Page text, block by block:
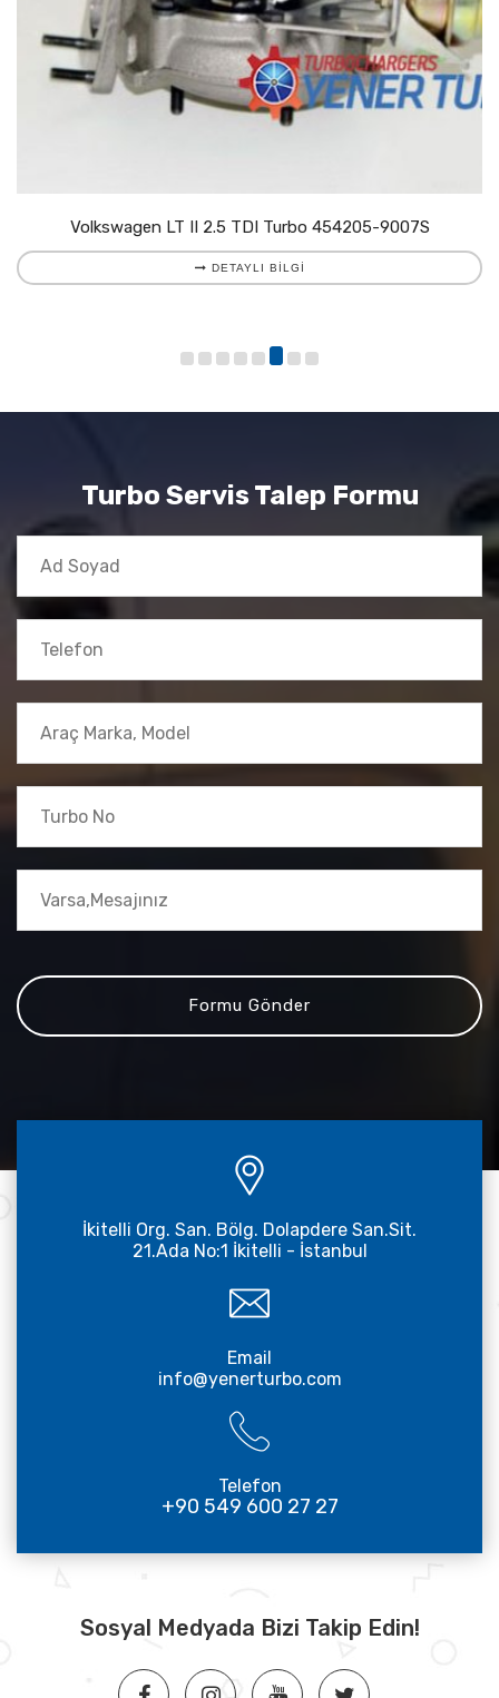
Volkswagen LT II 2.5 TDI Turbo 454205-9007S
DETAYLI BILGI
Turbo Servis Talep Formu
İkitelli Org. San. Bölg. Dolapdere San.Sit.
21.Ada No:1 İkitelli - İstanbul
Email
info@yenerturbo.com
Telefon
+90 549 600 27 27
Sosyal Medyada Bizi Takip Edin!